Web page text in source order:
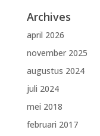
Archives
april 2026
november 2025
augustus 2024
juli 2024
mei 2018
februari 2017